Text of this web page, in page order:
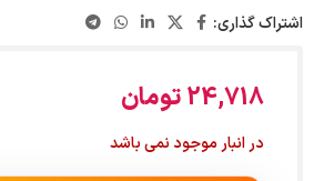
اشتراک گذاری:
24,718تومان
در انبار موجود نمی باشد